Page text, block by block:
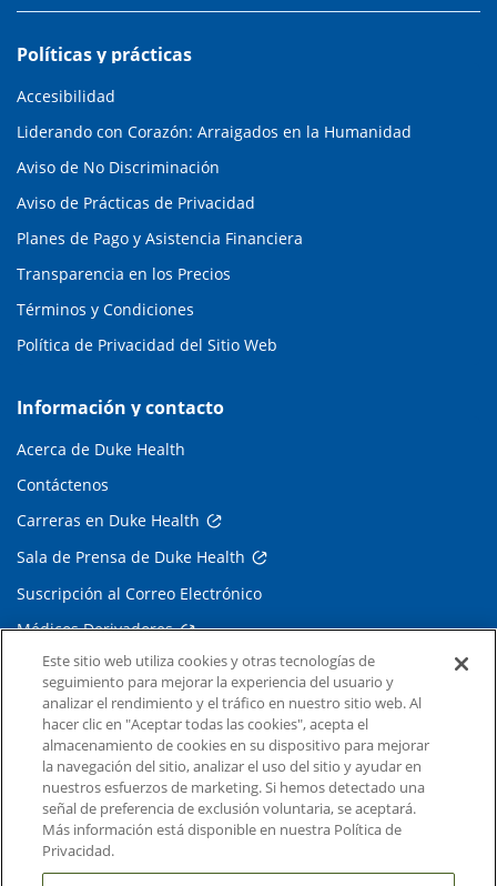
Políticas y prácticas
Accesibilidad
Liderando con Corazón: Arraigados en la Humanidad
Aviso de No Discriminación
Aviso de Prácticas de Privacidad
Planes de Pago y Asistencia Financiera
Transparencia en los Precios
Términos y Condiciones
Política de Privacidad del Sitio Web
Información y contacto
Acerca de Duke Health
Contáctenos
Carreras en Duke Health
Sala de Prensa de Duke Health
Suscripción al Correo Electrónico
Médicos Derivadores
Enlaces relacionados
Duke Cancer Institute
Duke Children's
Duke School of Medicine
Duke School of Nursing
Duke University
Este sitio web utiliza cookies y otras tecnologías de
seguimiento para mejorar la experiencia del usuario y
analizar el rendimiento y el tráfico en nuestro sitio web. Al
hacer clic en "Aceptar todas las cookies", acepta el
almacenamiento de cookies en su dispositivo para mejorar
la navegación del sitio, analizar el uso del sitio y ayudar en
nuestros esfuerzos de marketing. Si hemos detectado una
señal de preferencia de exclusión voluntaria, se aceptará.
Más información está disponible en nuestra Política de
Privacidad.